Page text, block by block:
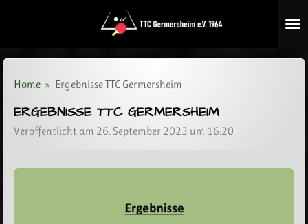
Home » Ergebnisse TTC Germersheim
ERGEBNISSE TTC GERMERSHEIM
Veröffentlicht am 26. September 2023 um 16:20